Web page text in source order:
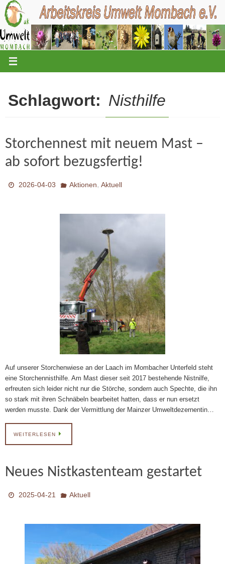
Zum
Inhalt
springen
Schlagwort: Nisthilfe
Storchennest mit neuem Mast –
ab sofort bezugsfertig!
2026-04-03 Aktionen, Aktuell
Auf unserer Storchenwiese an der Laach im Mombacher Unterfeld steht
eine Storchennisthilfe. Am Mast dieser seit 2017 bestehende Nistnilfe,
erfreuten sich leider nicht nur die Störche, sondern auch Spechte, die ihn
so stark mit ihren Schnäbeln bearbeitet hatten, dass er nun ersetzt
werden musste. Dank der Vermittlung der Mainzer Umweltdezernentin…
WEITERLESEN
Neues Nistkastenteam gestartet
2025-04-21 Aktuell